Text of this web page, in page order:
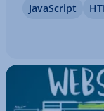
(crawlers) ou
Ja­vaS­cript